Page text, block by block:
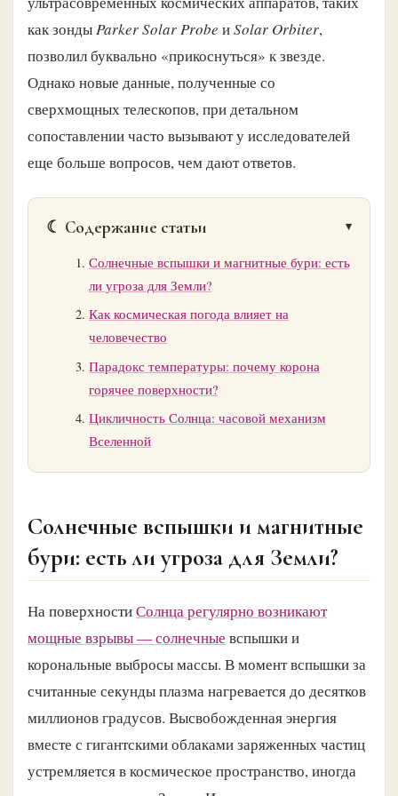
как зонды Parker Solar Probe иSolar Orbiter,
позволил буквально «прикоснуться» к звезде.
Однако новые данные, полученные со
сверхмощных телескопов, при детальном
сопоставлении часто вызывают у исследователей
еще больше вопросов, чем дают ответов.
☾ Содержание статьи
Солнечные вспышки и магнитные бури: есть
ли угроза для Земли?
Как космическая погода влияет на
человечество
Парадокс температуры: почему корона
горячее поверхности?
Цикличность Солнца: часовой механизм
Вселенной
Солнечные вспышки и магнитные
бури: есть ли угроза для Земли?
На поверхностиСолнца регулярно возникают
мощные взрывы — солнечные вспышки и
корональные выбросы массы. В момент вспышки за
считанные секунды плазма нагревается до десятков
миллионов градусов. Высвобожденная энергия
вместе с гигантскими облаками заряженных частиц
устремляется в космическое пространство, иногда